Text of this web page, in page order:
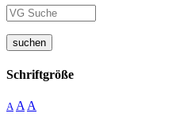
suchen
Schriftgröße
A A A